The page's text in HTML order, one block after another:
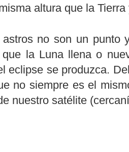
altura que la Tierra
no son un punto
la Lunallena o
eclipse se produzca.
no siempre es el
nuestro satélite